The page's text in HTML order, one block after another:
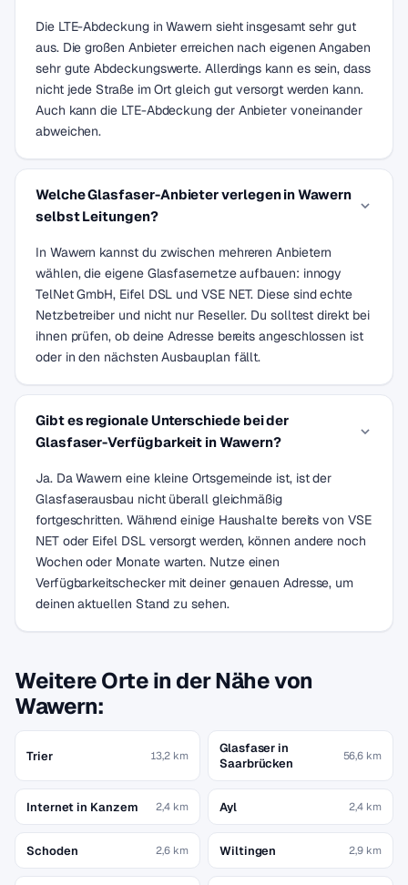
Die LTE-Abdeckung in Wawern sieht insgesamt sehr gut
aus. Die großen Anbieter erreichen nach eigenen Angaben
sehr gute Abdeckungswerte. Allerdings kann es sein, dass
nicht jede Straße im Ort gleich gut versorgt werden kann.
Auch kann die LTE-Abdeckung der Anbieter voneinander
abweichen.
Welche Glasfaser-Anbieter verlegen in Wawern
selbst Leitungen?
In Wawern kannst du zwischen mehreren Anbietern
wählen, die eigene Glasfasernetze aufbauen: innogy
TelNet GmbH, Eifel DSL und VSE NET. Diese sind echte
Netzbetreiber und nicht nur Reseller. Du solltest direkt bei
ihnen prüfen, ob deine Adresse bereits angeschlossen ist
oder in den nächsten Ausbauplan fällt.
Gibt es regionale Unterschiede bei der
Glasfaser-Verfügbarkeit in Wawern?
Ja. Da Wawern eine kleine Ortsgemeinde ist, ist der
Glasfaserausbau nicht überall gleichmäßig
fortgeschritten. Während einige Haushalte bereits von VSE
NET oder Eifel DSL versorgt werden, können andere noch
Wochen oder Monate warten. Nutze einen
Verfügbarkeitschecker mit deiner genauen Adresse, um
deinen aktuellen Stand zu sehen.
Weitere Orte in der Nähe von
Wawern:
Trier 13,2 km
Glasfaser in
Saarbrücken
56,6 km
Internet in Kanzem 2,4 km Ayl 2,4 km
Schoden 2,6 km Wiltingen 2,9 km